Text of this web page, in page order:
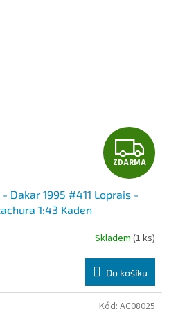
Z
D
R
M
A
ZDARMA
Dakar 1995 #411 Loprais -
1:43 Kaden
Skladem (1 ks)
Do košíku
Kód: AC08025